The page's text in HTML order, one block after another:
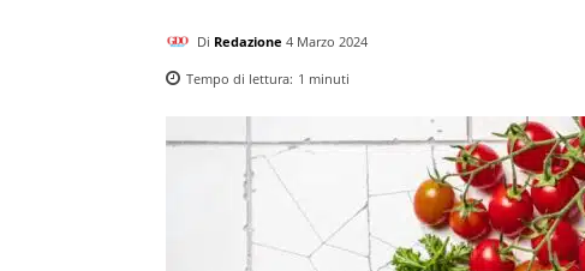
Di Redazione 4 Marzo 2024
Tempo di lettura: 1 minuti